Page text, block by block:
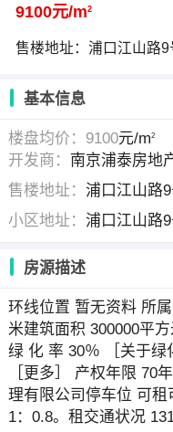
9100元/m2
售楼地址：浦口江山路9
基本信息
楼盘均价：9100元/m2
开发商： 南京浦泰房地
售楼地址：浦口江山路
小区地址：浦口江山路
房源描述
环线位置 暂无资料 所
米建筑面积 300000平
绿 化 率 30％ ［关于绿
［更多］ 产权年限 70
理有限公司停车位 可
1：0.8。租交通状况